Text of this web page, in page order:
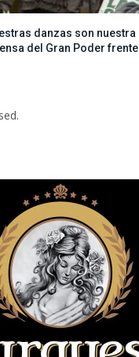
danzas son
del Gran Poder